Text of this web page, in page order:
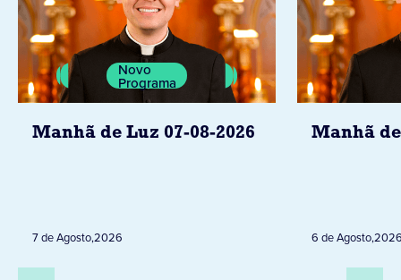
Novo
Programa
Manhã de Luz 07-08-2026
7 de Agosto,2026
Manhã de
6 de Agosto,